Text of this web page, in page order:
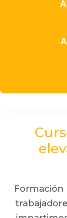
Formación